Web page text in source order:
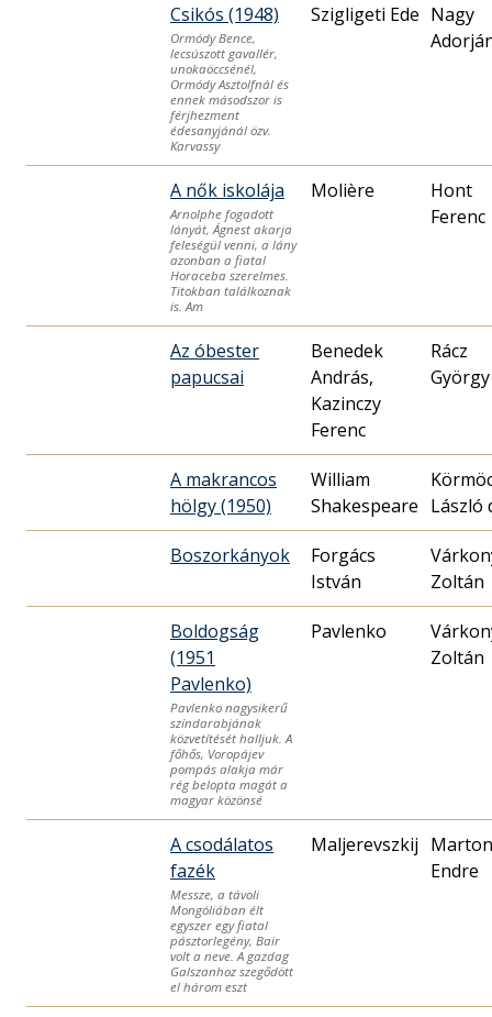
Csikós (1948)
Ormódy Bence,
lecsúszott gavallér,
unokaöccsénél,
Ormódy Asztolfnál és
ennek másodszor is
férjhezment
édesanyjánál özv.
Karvassy
Szigligeti Ede Nagy
A nők iskolája
Arnolphe fogadott
lányát, Ágnest akarja
feleségül venni, a lány
azonban a fiatal
Horaceba szerelmes.
Titokban találkoznak
is. Am
Molière
Hont
Ferenc
Az óbester
papucsai
Benedek
András,
Kazinczy
Ferenc
Rácz
György
A makrancos
hölgy (1950)
William
Shakespeare László
Boszorkányok
Forgács
István
Zoltán
Boldogság
(1951
Pavlenko)
Pavlenko nagysikerű
színdarabjának
közvetítését halljuk. A
főhős, Voropájev
pompás alakja már
rég belopta magát a
magyar közönsé
Pavlenko
Zoltán
A csodálatos
fazék
Messze, a távoli
Mongóliában élt
egyszer egy fiatal
pásztorlegény, Bair
volt a neve. A gazdag
Galszanhoz szegődött
el három eszt
Maljerevszkij Marton
Endre